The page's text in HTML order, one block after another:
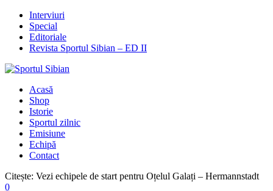
Interviuri
Special
Editoriale
Revista Sportul Sibian – ED II
Acasă
Shop
Istorie
Sportul zilnic
Emisiune
Echipă
Contact
Citește: Vezi echipele de start pentru Oțelul Galați – Hermannstadt
0